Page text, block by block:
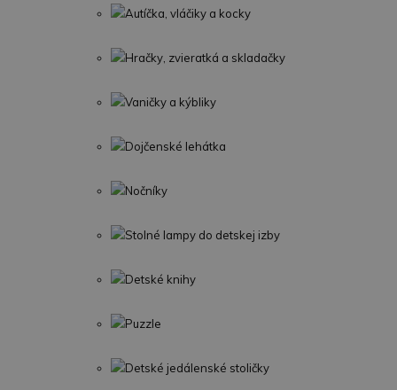
Autíčka, vláčiky a kocky
Hračky, zvieratká a skladačky
Vaničky a kýbliky
Dojčenské lehátka
Nočníky
Stolné lampy do detskej izby
Detské knihy
Puzzle
Detské jedálenské stoličky